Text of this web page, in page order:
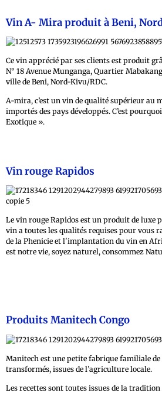
Vin A- Mira produit à Beni,
Ce vin apprécié par ses clients est produit
N° 18 Avenue Munganga, Quartier
ville de Beni, Nord-Kivu/RDC.
A-mira, c’est un vin de qualité supérieur au
importés des pays développés. C’est
Exotique ».
Vin rouge Rapidos
Le vin rouge Rapidos est un produit de luxe
vin a toutes les qualités requises pour vous
de la Phenicie et l'implantation du vin en
est notre vie, soyez naturel, consommez
Produits Manitech Congo
Manitech est une petite fabrique familiale
transformés, issues de l’agriculture locale.
Les recettes sont toutes issues de la tradition